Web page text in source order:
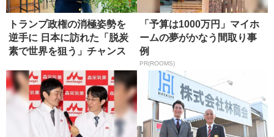
トランプ政権の消極姿勢を
逆手に 日本に訪れた「脱炭
素で世界を狙う」チャンス
「予算は1000万円」マイホ
ームの夢がかなう間取り事
例
PR(ROOMS)